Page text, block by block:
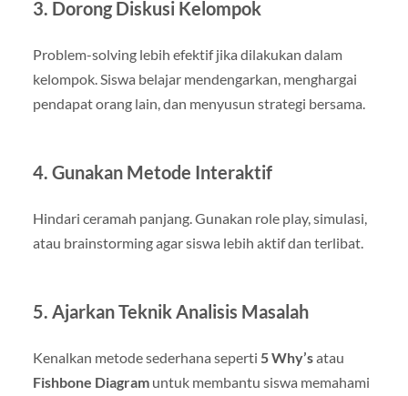
3. Dorong Diskusi Kelompok
Problem-solving lebih efektif jika dilakukan dalam
kelompok. Siswa belajar mendengarkan, menghargai
pendapat orang lain, dan menyusun strategi bersama.
4. Gunakan Metode Interaktif
Hindari ceramah panjang. Gunakan role play, simulasi,
atau brainstorming agar siswa lebih aktif dan terlibat.
5. Ajarkan Teknik Analisis Masalah
Kenalkan metode sederhana seperti 5 Why’satau
Fishbone Diagramuntuk membantu siswa memahami